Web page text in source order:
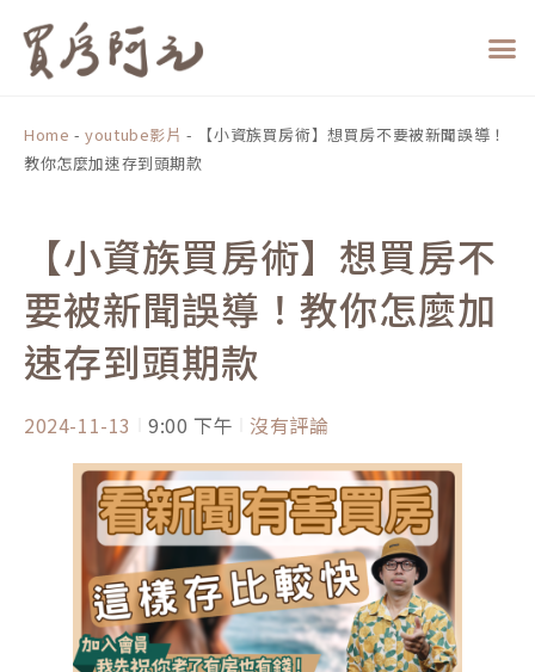
Home -youtube影片 -
【小資族買房術】想買房不要被新聞誤導！
教你怎麼加速存到頭期款
【小資族買房術】想買房不
要被新聞誤導！教你怎麼加
速存到頭期款
2024-11-13 9:00 下午 沒有評論